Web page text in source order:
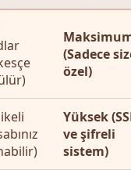
(Sadece
özel)
Yüksek
ve şifreli
sistem)